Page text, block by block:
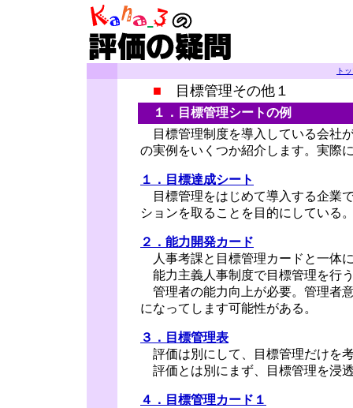
ト
■ 目標管理その他１
１．目標管理シートの例
目標管理制度を導入している会社
の実例をいくつか紹介します。実際
１．目標達成シート
目標管理をはじめて導入する企業
ションを取ることを目的にしている
２．能力開発カード
人事考課と目標管理カードと一体
能力主義人事制度で目標管理を行
管理者の能力向上が必要。管理者
になってします可能性がある。
３．目標管理表
評価は別にして、目標管理だけを
評価とは別にまず、目標管理を浸
４．目標管理カード１